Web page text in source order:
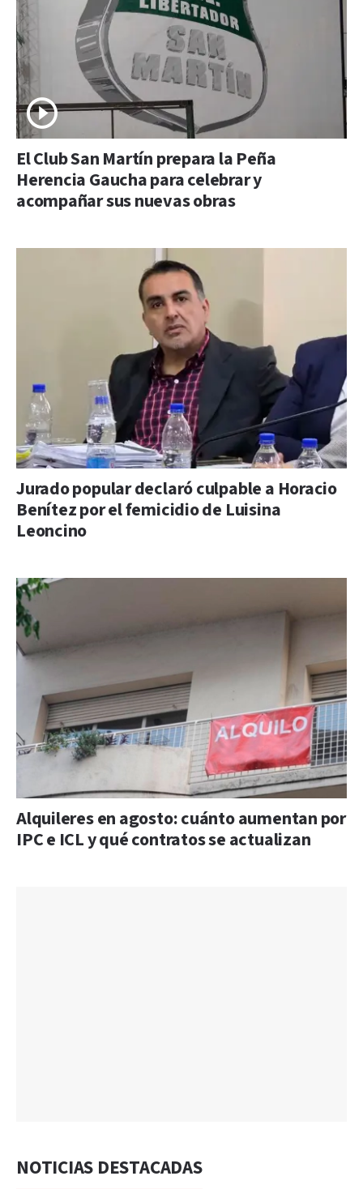
El Club San Martín prepara la Peña
Herencia Gaucha para celebrar y
acompañar sus nuevas obras
Jurado popular declaró culpable a Horacio
Benítez por el femicidio de Luisina
Leoncino
Alquileres en agosto: cuánto aumentan por
IPC e ICL y qué contratos se actualizan
NOTICIAS DESTACADAS